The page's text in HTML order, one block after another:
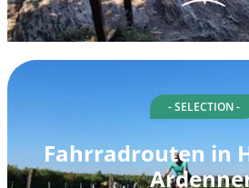
- SELECTION -
Fahrradrouten in